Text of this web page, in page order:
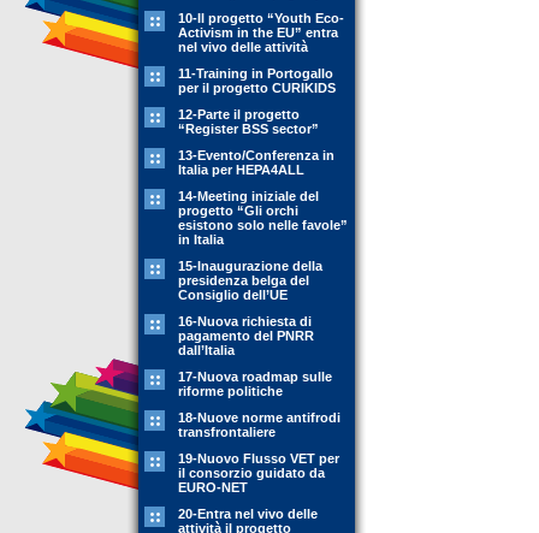
10-Il progetto “Youth Eco-
Activism in the EU” entra
nel vivo delle attività
11-Training in Portogallo
per il progetto CURIKIDS
12-Parte il progetto
“Register BSS sector”
13-Evento/Conferenza in
Italia per HEPA4ALL
14-Meeting iniziale del
progetto “Gli orchi
esistono solo nelle favole”
in Italia
15-Inaugurazione della
presidenza belga del
Consiglio dell’UE
16-Nuova richiesta di
pagamento del PNRR
dall’Italia
17-Nuova roadmap sulle
riforme politiche
18-Nuove norme antifrodi
transfrontaliere
19-Nuovo Flusso VET per
il consorzio guidato da
EURO-NET
20-Entra nel vivo delle
attività il progetto